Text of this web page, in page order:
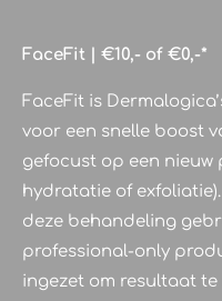
FaceFit | €10,- of €0,-*
FaceFit is
voor een snelle boost
gefocust op een nieuw
hydratatie of
deze behandeling
professional-only
ingezet om resultaat